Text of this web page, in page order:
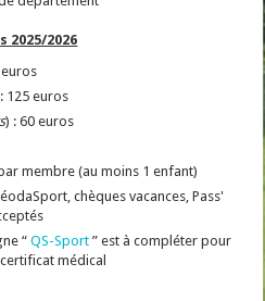
2025/2026
125 euros
) : 60 euros
membre (au moins 1 enfant)
chèques vacances, Pass'
“QS-Sport ” est à compléter pour
médical